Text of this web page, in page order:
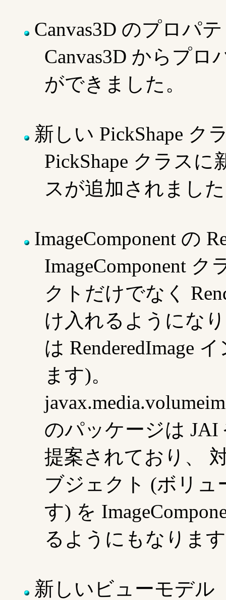
Canvas3D のプロパ
Canvas3D からプ
ができました。
新しい PickShape ク
PickShape クラス
スが追加されまし
ImageComponent の
ImageComponent ク
クトだけでなく
け入れるようにな
は RenderedImage
ます)。
のパッケージは JAI
提案されており、
ブジェクト (ボリュ
す) を
るようにもなりま
新しいビューモデル